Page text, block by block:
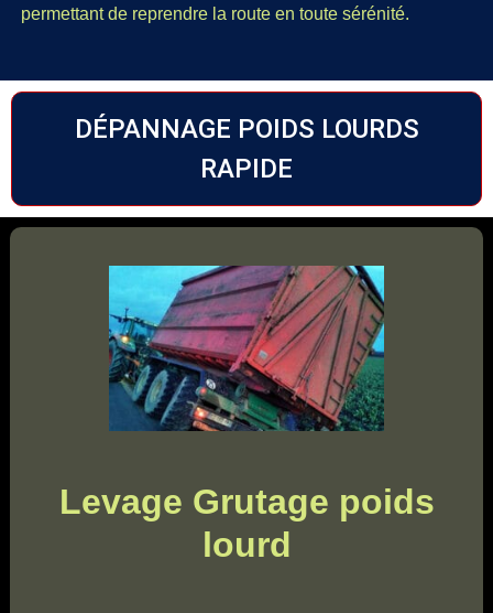
permettant de reprendre la route en toute sérénité.
DÉPANNAGE POIDS LOURDS
RAPIDE
Levage Grutage poids
lourd